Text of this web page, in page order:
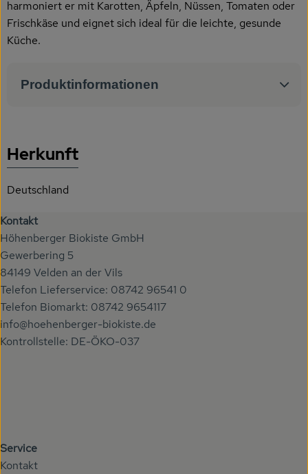
harmoniert er mit Karotten, Äpfeln, Nüssen, Tomaten oder
Frischkäse und eignet sich ideal für die leichte, gesunde
Küche.
Produktinformationen
Herkunft
Deutschland
Kontakt
Höhenberger Biokiste GmbH
Gewerbering 5
84149 Velden an der Vils
Telefon Lieferservice: 08742 96541 0
Telefon Biomarkt: 08742 9654117
info@hoehenberger-biokiste.de
Kontrollstelle: DE-ÖKO-037
Service
Kontakt